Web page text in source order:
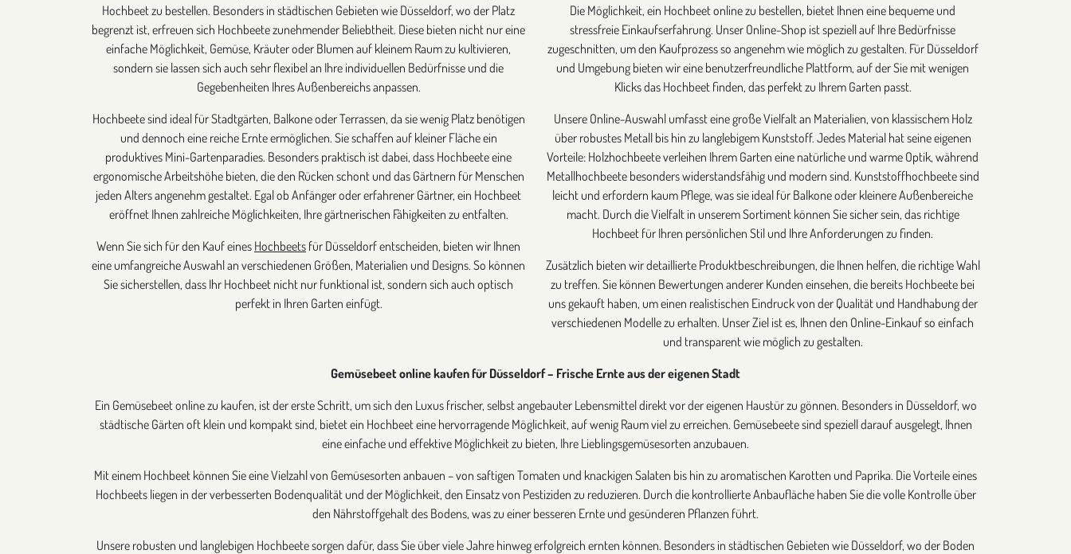
Hochbeet zu bestellen. Besonders in städtischen Gebieten wie Düsseldorf, wo der Platz
begrenzt ist, erfreuen sich Hochbeete zunehmender Beliebtheit. Diese bieten nicht nur eine
einfache Möglichkeit, Gemüse, Kräuter oder Blumen auf kleinem Raum zu kultivieren,
sondern sie lassen sich auch sehr flexibel an Ihre individuellen Bedürfnisse und die
Gegebenheiten Ihres Außenbereichs anpassen.
Hochbeete sind ideal für Stadtgärten, Balkone oder Terrassen, da sie wenig Platz benötigen
und dennoch eine reiche Ernte ermöglichen. Sie schaffen auf kleiner Fläche ein
produktives Mini-Gartenparadies. Besonders praktisch ist dabei, dass Hochbeete eine
ergonomische Arbeitshöhe bieten, die den Rücken schont und das Gärtnern für Menschen
jeden Alters angenehm gestaltet. Egal ob Anfänger oder erfahrener Gärtner, ein Hochbeet
eröffnet Ihnen zahlreiche Möglichkeiten, Ihre gärtnerischen Fähigkeiten zu entfalten.
Wenn Sie sich für den Kauf eines Hochbeets für Düsseldorf entscheiden, bieten wir Ihnen
eine umfangreiche Auswahl an verschiedenen Größen, Materialien und Designs. So können
Sie sicherstellen, dass Ihr Hochbeet nicht nur funktional ist, sondern sich auch optisch
perfekt in Ihren Garten einfügt.
Die Möglichkeit, ein Hochbeet online zu bestellen, bietet Ihnen eine bequeme und
stressfreie Einkaufserfahrung. Unser Online-Shop ist speziell auf Ihre Bedürfnisse
zugeschnitten, um den Kaufprozess so angenehm wie möglich zu gestalten. Für Düsseldorf
und Umgebung bieten wir eine benutzerfreundliche Plattform, auf der Sie mit wenigen
Klicks das Hochbeet finden, das perfekt zu Ihrem Garten passt.
Unsere Online-Auswahl umfasst eine große Vielfalt an Materialien, von klassischem Holz
über robustes Metall bis hin zu langlebigem Kunststoff. Jedes Material hat seine eigenen
Vorteile: Holzhochbeete verleihen Ihrem Garten eine natürliche und warme Optik, während
Metallhochbeete besonders widerstandsfähig und modern sind. Kunststoffhochbeete sind
leicht und erfordern kaum Pflege, was sie ideal für Balkone oder kleinere Außenbereiche
macht. Durch die Vielfalt in unserem Sortiment können Sie sicher sein, das richtige
Hochbeet für Ihren persönlichen Stil und Ihre Anforderungen zu finden.
Zusätzlich bieten wir detaillierte Produktbeschreibungen, die Ihnen helfen, die richtige Wahl
zu treffen. Sie können Bewertungen anderer Kunden einsehen, die bereits Hochbeete bei
uns gekauft haben, um einen realistischen Eindruck von der Qualität und Handhabung der
verschiedenen Modelle zu erhalten. Unser Ziel ist es, Ihnen den Online-Einkauf so einfach
und transparent wie möglich zu gestalten.
Gemüsebeet online kaufen für Düsseldorf – Frische Ernte aus der eigenen Stadt
Ein Gemüsebeet online zu kaufen, ist der erste Schritt, um sich den Luxus frischer, selbst angebauter Lebensmittel direkt vor der eigenen Haustür zu gönnen. Besonders in Düsseldorf, wo
städtische Gärten oft klein und kompakt sind, bietet ein Hochbeet eine hervorragende Möglichkeit, auf wenig Raum viel zu erreichen. Gemüsebeete sind speziell darauf ausgelegt, Ihnen
eine einfache und effektive Möglichkeit zu bieten, Ihre Lieblingsgemüsesorten anzubauen.
Mit einem Hochbeet können Sie eine Vielzahl von Gemüsesorten anbauen – von saftigen Tomaten und knackigen Salaten bis hin zu aromatischen Karotten und Paprika. Die Vorteile eines
Hochbeets liegen in der verbesserten Bodenqualität und der Möglichkeit, den Einsatz von Pestiziden zu reduzieren. Durch die kontrollierte Anbaufläche haben Sie die volle Kontrolle über
den Nährstoffgehalt des Bodens, was zu einer besseren Ernte und gesünderen Pflanzen führt.
Unsere robusten und langlebigen Hochbeete sorgen dafür, dass Sie über viele Jahre hinweg erfolgreich ernten können. Besonders in städtischen Gebieten wie Düsseldorf, wo der Boden